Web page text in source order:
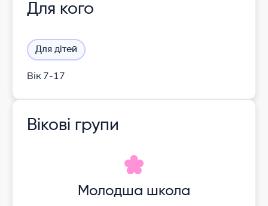
Для кого
Для дітей
Вік 7-17
Вікові групи
Молодша школа